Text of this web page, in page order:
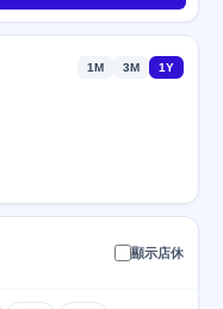
1M 3M 1Y
顯示店休